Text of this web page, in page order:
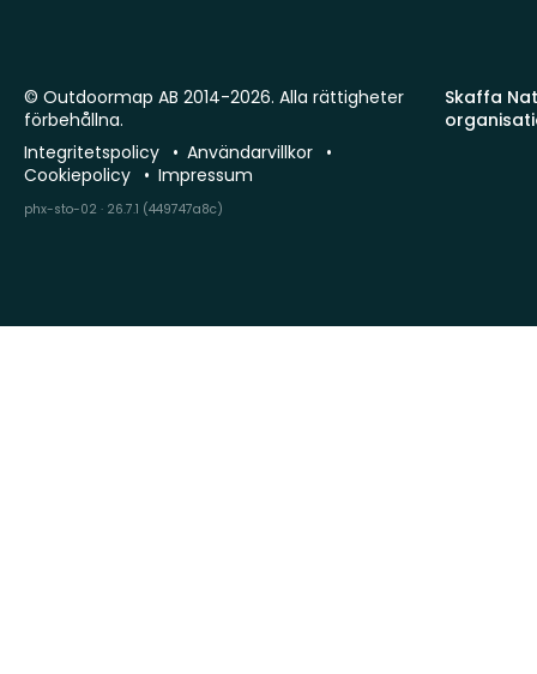
Skaffa
© Outdoormap AB 2014-2026. Alla rättigheter
förbehållna.
Integritetspolicy
Användarvillkor
Cookiepolicy
Impressum
phx-sto-02 · 26.7.1 (449747a8c)